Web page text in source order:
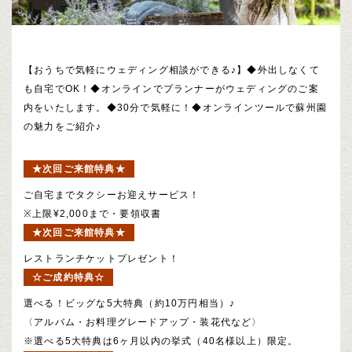
【おうちで気軽にウェディング相談ができる♪】◆外出しなくて
も自宅でOK！◆オンラインでプランナーがウェディングのご案
内をいたします。◆30分で気軽に！◆オンラインツールで蘇州園
の魅力をご紹介♪
★次回ご来館特典★
ご自宅までタクシーお迎えサービス！
※上限¥2,000まで・要領収書
★次回ご来館特典★
レストランチケットプレゼント！
☆ご成約特典☆
選べる！ビッグな5大特典（約10万円相当）♪
〈アルバム・お料理グレードアップ・装花代など〉
※選べる5大特典は6ヶ月以内の挙式（40名様以上）限定。